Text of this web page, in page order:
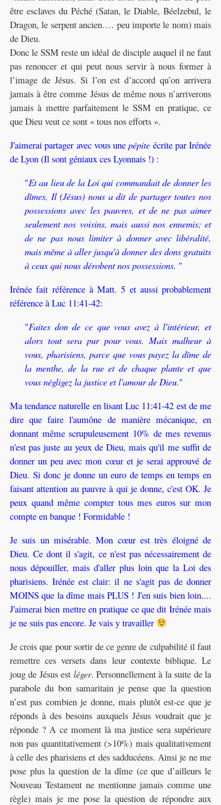
être esclaves du Péché (Satan, le Diable, Béelzebul, le
Dragon, le serpent ancien…. peu importe le nom) mais
de Dieu.
Donc le SSM reste un idéal de disciple auquel il ne faut
pas renoncer et qui peut nous servir à nous former à
l’image de Jésus. Si l’on est d’accord qu’on arrivera
jamais à être comme Jésus de même nous n’arriverons
jamais à mettre parfaitement le SSM en pratique, ce
que Dieu veut ce sont « tous nos efforts ».
J'aimerai partager avec vous unepépite écrite par Irénée
de Lyon (Il sont géniaux ces Lyonnais !) :
"Et au lieu de la Loi qui commandait de donner les
dîmes, Il (Jésus) nous a dit de partager toutes nos
possessions avec les pauvres, et de ne pas aimer
seulement nos voisins, mais aussi nos ennemis; et
de ne pas nous limiter à donner avec libéralité,
mais même à aller jusqu'à donner des dons gratuits
à ceux qui nous dérobent nos possessions. "
Irénée fait référence à Matt. 5 et aussi probablement
référence à Luc 11:41-42:
"Faites don de ce que vous avez à l'intérieur, et
alors tout sera pur pour vous. Mais malheur à
vous, pharisiens, parce que vous payez la dîme de
la menthe, de la rue et de chaque plante et que
vous négligez la justice et l'amour de Dieu."
Ma tendance naturelle en lisant Luc 11:41-42 est de me
dire que faire l'aumône de manière mécanique, en
donnant même scrupuleusement 10% de mes revenus
n'est pas juste au yeux de Dieu, mais qu'il me suffit de
donner un peu avec mon cœur et je serai approuvé de
Dieu. Si donc je donne un euro de temps en temps en
faisant attention au pauvre à qui je donne, c'est OK. Je
peux quand même compter tous mes euros sur mon
compte en banque ! Formidable !
Je suis un misérable. Mon cœur est très éloigné de
Dieu. Ce dont il s'agit, ce n'est pas nécessairement de
nous dépouiller, mais d'aller plus loin que la Loi des
pharisiens. Irénée est clair: il ne s'agit pas de donner
MOINS que la dîme mais PLUS ! J'en suis bien loin....
J'aimerai bien mettre en pratique ce que dit Irénée mais
je ne suis pas encore. Je vais y travailler
Je crois que pour sortir de ce genre de culpabilité il faut
remettre ces versets dans leur contexte biblique. Le
joug de Jésus est léger. Personnellement à la suite de la
parabole du bon samaritain je pense que la question
n’est pas combien je donne, mais plutôt est-ce que je
réponds à des besoins auxquels Jésus voudrait que je
réponde ? A ce moment là ma justice sera supérieure
non pas quantitativement (>10%) mais qualitativement
à celle des pharisiens et des sadducéens. Ainsi je ne me
pose plus la question de la dîme (ce que d’ailleurs le
Nouveau Testament ne mentionne jamais comme une
règle) mais je me pose la question de répondre aux